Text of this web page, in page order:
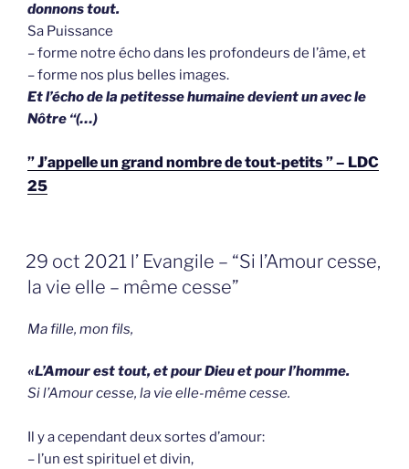
donnons tout.
Sa Puissance
– forme notre écho dans les profondeurs de l’âme, et
– forme nos plus belles images.
Et l’écho de la petitesse humaine devient un avec le
Nôtre “(…)
” J’appelle un grand nombre de tout-petits ” – LDC
25
GEPLAATST
OP
29 oct 2021 l’ Evangile – “Si l’Amour cesse,
la vie elle – même cesse”
Ma fille, mon fils,
«L’Amour est tout, et pour Dieu et pour l’homme.
Si l’Amour cesse, la vie elle-même cesse.
Il y a cependant deux sortes d’amour:
– l’un est spirituel et divin,